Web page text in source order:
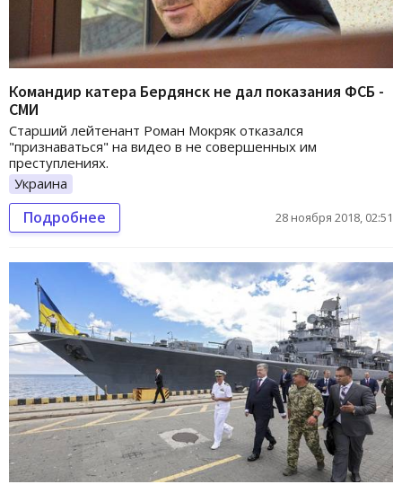
Командир катера Бердянск не дал показания ФСБ -
СМИ
Старший лейтенант Роман Мокряк отказался
"признаваться" на видео в не совершенных им
преступлениях.
Украина
Подробнее 28 ноября 2018, 02:51